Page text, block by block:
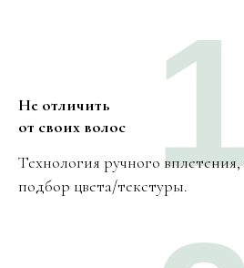
Не отличить
от своих волос
Технология ручного
подбор цвета/текстуры.